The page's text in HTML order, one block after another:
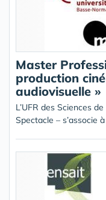
Master
production
audiovisuelle »
L’UFR des Sciences
Spectacle – s’associe